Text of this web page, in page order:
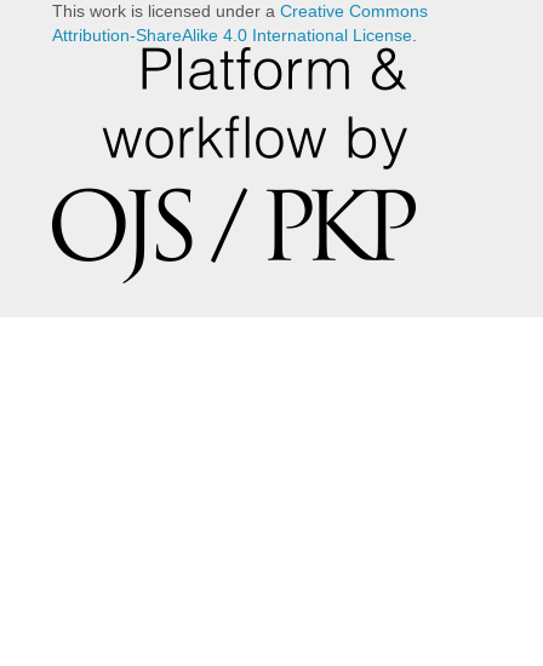
This work is licensed under a Creative Commons
Attribution-ShareAlike 4.0 International License.